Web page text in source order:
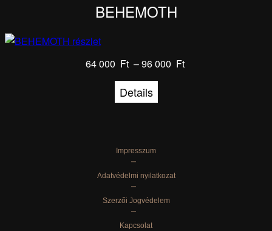
BEHEMOTH
64 000 Ft –96 000 Ft
Details
Impresszum
Adatvédelmi nyilatkozat
Szerzői Jogvédelem
Kapcsolat